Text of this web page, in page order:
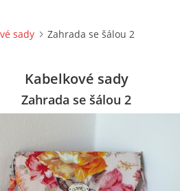
sady Zahrada se šálou 2
Kabelkové sady
Zahrada se šálou 2